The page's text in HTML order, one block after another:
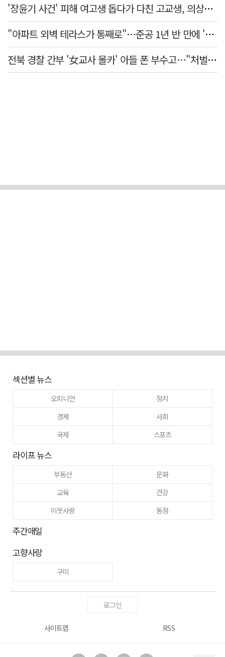
'장윤기 사건' 피해 여고생 돕다가 다친 고교생, 의상자 인정
"아파트 외벽 테라스가 통째로"…준공 1년 반 만에 '아찔 사고'
전북 경찰 간부 '女교사 몰카' 아들 폰 부수고…"처벌 못하는 사안" 내부망에 글
섹션별 뉴스
오피니언
정치
경제
사회
국제
스포츠
라이프 뉴스
부동산
문화
교육
건강
이웃사랑
동정
주간매일
고향사랑
구미
로그인
사이트맵 RSS